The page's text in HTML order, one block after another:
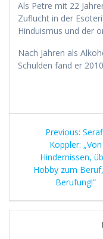
Als Petre mit 22
Zuflucht in der
Hinduismus und der
Nach Jahren als
Schulden fand er
Previous:
post:
Koppler: „Von
Hindernissen,
Hobby zum
Berufung!“